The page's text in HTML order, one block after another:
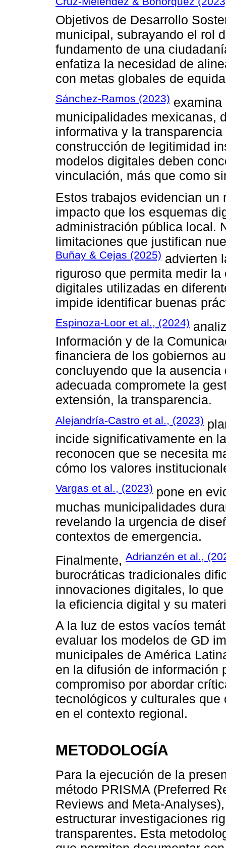
Objetivos de Desarrollo
municipal, subrayando el rol
fundamento de una
enfatiza la necesidad de
con metas globales de
Sánchez-Ramos (2023) examina
municipalidades mexicanas,
informativa y la
construcción de legitimidad
modelos digitales deben
vinculación, más que como
Estos trabajos evidencian
impacto que los esquemas
administración pública local.
limitaciones que justifican
Buñay & Cejas (2025) advierten
riguroso que permita medir
digitales utilizadas en
impide identificar buenas
Espinoza-Loor et al., (2024)
Información y de la
financiera de los gobiernos
concluyendo que la
adecuada compromete la
extensión, la transparencia.
Alejandría-Castro et al., (2023)
incide significativamente en
reconocen que se necesita
cómo los valores
Vargas et al., (2023) pone en
muchas municipalidades
revelando la urgencia de
contextos de emergencia.
Finalmente, Adrianzén et al.,
burocráticas tradicionales
innovaciones digitales, lo
la eficiencia digital y su
A la luz de estos vacíos
evaluar los modelos de GD
municipales de América
en la difusión de información
compromiso por abordar
tecnológicos y culturales
en el contexto regional.
METODOLOGÍA
Para la ejecución de la
método PRISMA (Preferred
Reviews and Meta-
estructurar investigaciones
transparentes. Esta